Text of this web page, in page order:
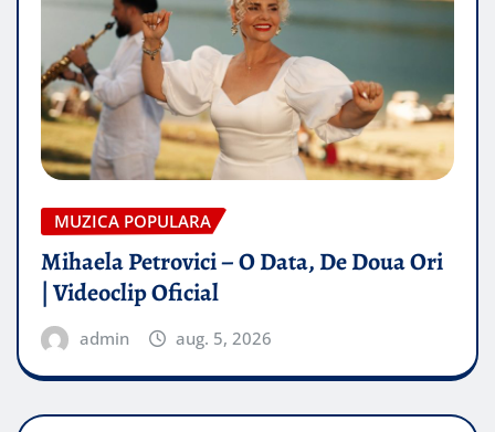
MUZICA POPULARA
Mihaela Petrovici – O Data, De Doua Ori
| Videoclip Oficial
admin aug. 5, 2026